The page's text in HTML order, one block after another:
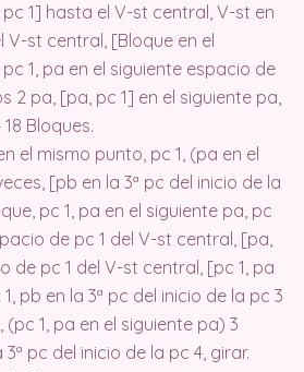
1] hasta el V-st central, V-st en
V-st central, [Bloque en el
1, pa en el siguiente espacio de
2 pa, [pa, pc 1] en el siguiente pa,
Bloques.
el mismo punto, pc 1, (pa en el
[pb en la 3ª pc del inicio de la
pc 1, pa en el siguiente pa, pc
de pc 1 del V-st central, [pa,
de pc 1 del V-st central, [pc 1, pa
pb en la 3ª pc del inicio de la pc 3
1, pa en el siguiente pa) 3
pc del inicio de la pc 4, girar.